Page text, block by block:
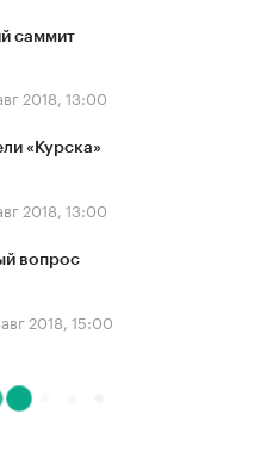
саммит
2018, 13:00
«Курска»
2018, 13:00
вопрос
2018, 15:00